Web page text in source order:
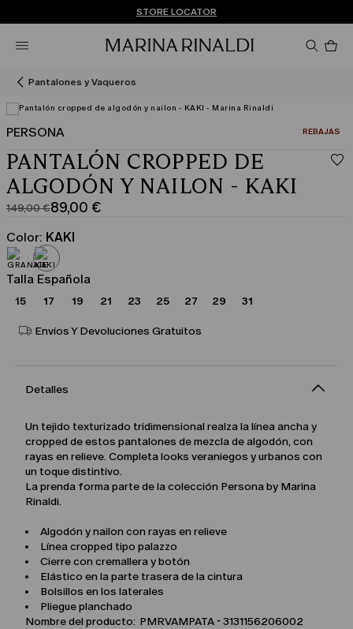
ENVÍO Y DEVOLUCIONES GRATUITOS
¿No tienes una cuenta? REGÍSTRATE AHORA
STORE LOCATOR
Pantalones y Vaqueros
Ver en 3D
PERSONA CATEGORÍA:
REBAJAS
PANTALÓN CROPPED DE
ALGODÓN Y NAILON - KAKI
149,00 €
Precio
original
149,00
€
89,00 €
Precio
actual
89,00
€
Color: KAKI
Talla Española
15 17 19 21 23 25 27 29 31
Envíos Y Devoluciones Gratuitos
Detalles
Un tejido texturizado tridimensional realza la línea ancha y
cropped de estos pantalones de mezcla de algodón, con
rayas en relieve. Completa looks veraniegos y urbanos con
un toque distintivo.
La prenda forma parte de la colección Persona by Marina
Rinaldi.
Algodón y nailon con rayas en relieve
Línea cropped tipo palazzo
Cierre con cremallera y botón
Elástico en la parte trasera de la cintura
Bolsillos en los laterales
Pliegue planchado
Nombre del producto: PMRVAMPATA - 3131156206002